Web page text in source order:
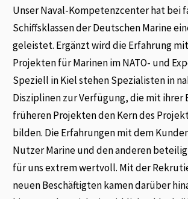
Unser Naval-Kompetenzcenter hat bei
Schiffsklassen der Deutschen Marine
geleistet. Ergänzt wird die Erfahrung
Projekten für Marinen im NATO- und
Speziell in Kiel stehen Spezialisten in
Disziplinen zur Verfügung, die mit ihrer
früheren Projekten den Kern des
bilden. Die Erfahrungen mit dem
Nutzer Marine und den anderen
für uns extrem wertvoll. Mit der
neuen Beschäftigten kamen darüber